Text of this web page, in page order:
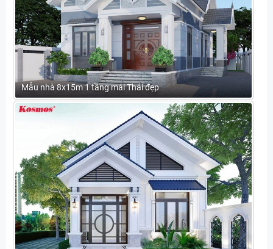
Mẫu nhà 8x15m 1 tầng mái Thái đẹp